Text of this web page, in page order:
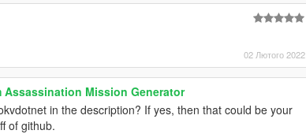
02 Лютого 2022
Assassination Mission Generator
in the description? If yes, then that could be your
of github.